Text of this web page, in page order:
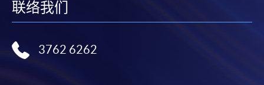
联络我们
3762 6262